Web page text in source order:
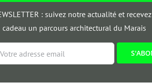
: suivez notre actualité et recevez
cadeau un parcours architectural du Marais